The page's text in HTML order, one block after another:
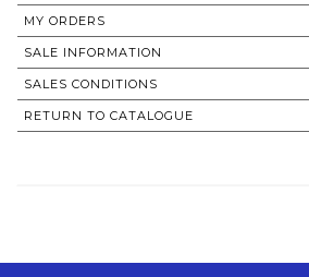
MY ORDERS
SALE INFORMATION
SALES CONDITIONS
RETURN TO CATALOGUE